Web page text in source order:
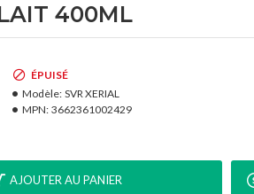
400ML
ÉPUISÉ
Modèle: SVR XERIAL
MPN: 3662361002429
AJOUTER AU PANIER